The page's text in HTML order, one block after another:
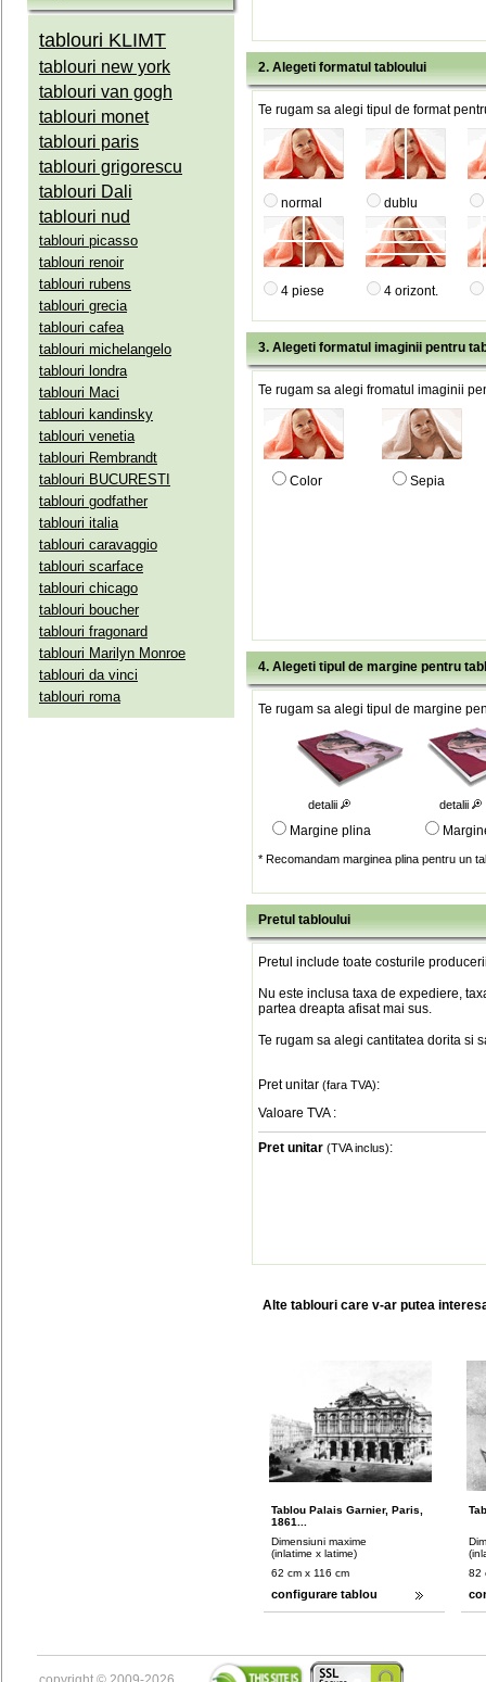
tablouri KLIMT
tablouri new york
tablouri van gogh
tablouri monet
tablouri paris
tablouri grigorescu
tablouri Dali
tablouri nud
tablouri picasso
tablouri renoir
tablouri rubens
tablouri grecia
tablouri cafea
tablouri michelangelo
tablouri londra
tablouri Maci
tablouri kandinsky
tablouri venetia
tablouri Rembrandt
tablouri BUCURESTI
tablouri godfather
tablouri italia
tablouri caravaggio
tablouri scarface
tablouri chicago
tablouri boucher
tablouri fragonard
tablouri Marilyn Monroe
tablouri da vinci
tablouri roma
2. Alegeti formatul tabloului
Te rugam sa alegi tipul de format
normal dublu
4 piese 4 orizont.
3. Alegeti formatul imaginii pentru
Te rugam sa alegi fromatul imaginii
Color Sepia
4. Alegeti tipul de margine pentru
Te rugam sa alegi tipul de margine
detalii detalii
Margine plina
* Recomandam marginea plina pentru un
Pretul tabloului
Pretul include toate costurile
Nu este inclusa taxa de expediere,
partea dreapta afisat mai sus.
Te rugam sa alegi cantitatea dorita si
Pret unitar (fara TVA):
Valoare TVA :
Pret unitar (TVA inclus):
Alte tablouri care v-ar putea
Tablou Palais Garnier, Paris,
1861...
Dimensiuni maxime
(inlatime x latime)
62 cm x 116 cm
configurare tablou
82